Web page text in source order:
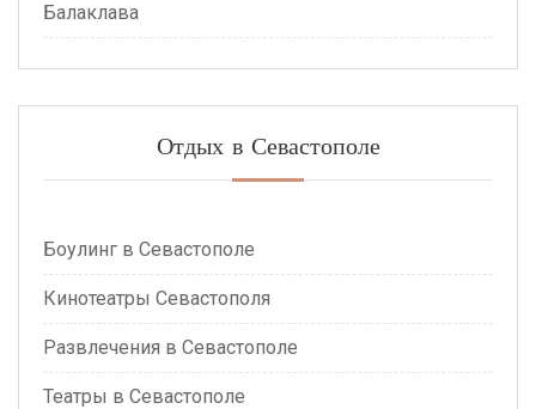
Балаклава
Отдых в Севастополе
Боулинг в Севастополе
Кинотеатры Севастополя
Развлечения в Севастополе
Театры в Севастополе